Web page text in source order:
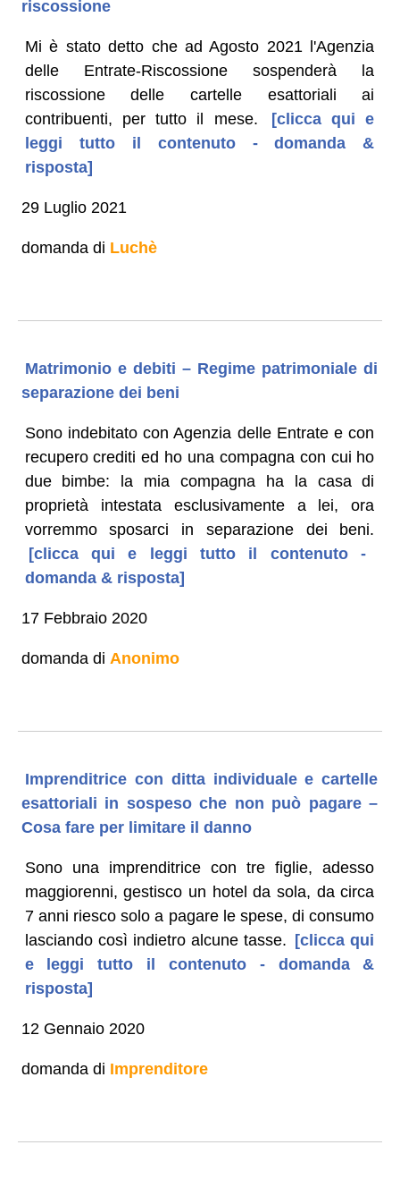
riscossione
Mi è stato detto che ad Agosto 2021 l'Agenzia
delle Entrate-Riscossione sospenderà la
riscossione delle cartelle esattoriali ai
contribuenti, per tutto il mese.
[clicca qui e
leggi tutto il contenuto - domanda &
risposta]
29 Luglio 2021
domanda di Luchè
Matrimonio e debiti – Regime patrimoniale di
separazione dei beni
Sono indebitato con Agenzia delle Entrate e con
recupero crediti ed ho una compagna con cui ho
due bimbe: la mia compagna ha la casa di
proprietà intestata esclusivamente a lei, ora
vorremmo sposarci in separazione dei beni.
[clicca qui e leggi tutto il contenuto -
domanda & risposta]
17 Febbraio 2020
domanda di Anonimo
Imprenditrice con ditta individuale e cartelle
esattoriali in sospeso che non può pagare –
Cosa fare per limitare il danno
Sono una imprenditrice con tre figlie, adesso
maggiorenni, gestisco un hotel da sola, da circa
7 anni riesco solo a pagare le spese, di consumo
lasciando così indietro alcune tasse. [clicca qui
e leggi tutto il contenuto - domanda &
risposta]
12 Gennaio 2020
domanda di Imprenditore